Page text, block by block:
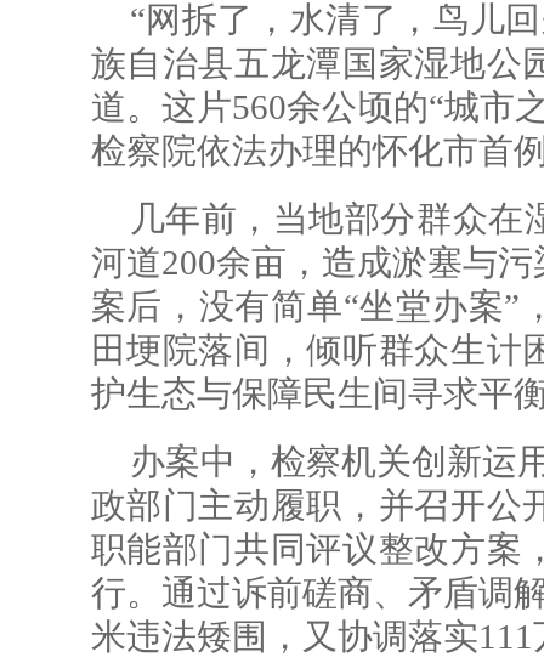
“网拆了，水清了，鸟儿
族自治县五龙潭国家湿地公
道。这片560余公顷的“城市
检察院依法办理的怀化市首
几年前，当地部分群众在
河道200余亩，造成淤塞与
案后，没有简单“坐堂办案”
田埂院落间，倾听群众生计
护生态与保障民生间寻求平
办案中，检察机关创新运
政部门主动履职，并召开公
职能部门共同评议整改方案
行。通过诉前磋商、矛盾调
米违法矮围，又协调落实